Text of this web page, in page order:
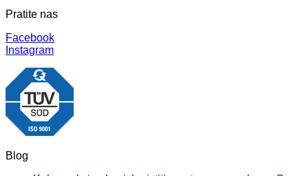
Pratite nas
Facebook
Instagram
Blog